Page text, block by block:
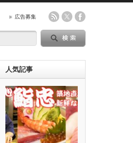
広告募集
人気記事